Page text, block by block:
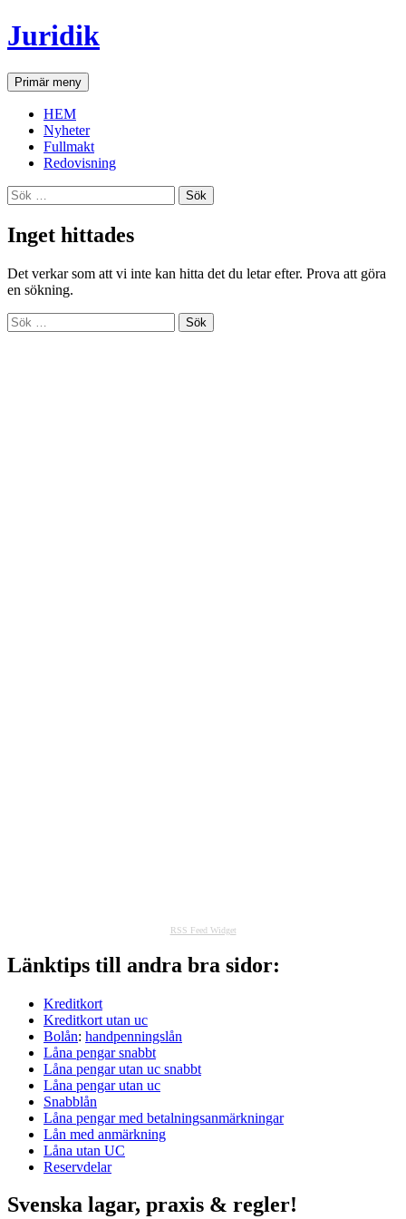
Hoppa
till
Juridik
SökPrimär meny
HEM
Nyheter
Fullmakt
Redovisning
Sök
efter:
Inget hittades
Det verkar som att vi inte kan hitta det du letar efter. Prova att göra
en sökning.
Sök
efter:
RSS Feed Widget
Länktips till andra bra sidor:
Kreditkort
Kreditkort utan uc
Bolån: handpenningslån
Låna pengar snabbt
Låna pengar utan uc snabbt
Låna pengar utan uc
Snabblån
Låna pengar med betalningsanmärkningar
Lån med anmärkning
Låna utan UC
Reservdelar
Svenska lagar, praxis & regler!